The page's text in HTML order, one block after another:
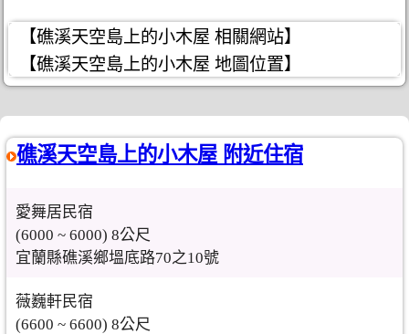
【礁溪天空島上的小木屋 相關網站】
【礁溪天空島上的小木屋 地圖位置】
礁溪天空島上的小木屋 附近住宿
愛舞居民宿
(6000 ~ 6000) 8公尺
宜蘭縣礁溪鄉塭底路70之10號
薇巍軒民宿
(6600 ~ 6600) 8公尺